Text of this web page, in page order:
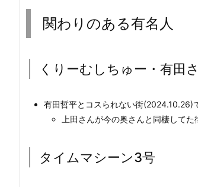
関わりのある有名人
くりーむしちゅー・有田
有田哲平とコスられない街(2024.10.26)
上田さんが今の奥さんと同棲して
タイムマシーン3号